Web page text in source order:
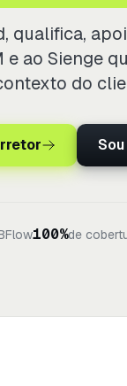
qualifica,
e ao Sienge
do
100%de